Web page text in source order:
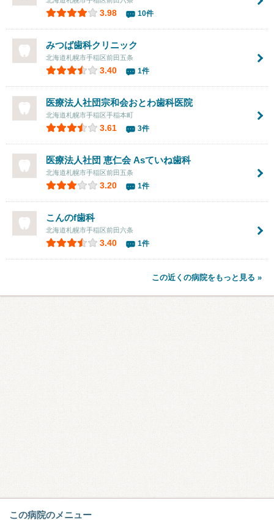
3.98 10件
みつば歯科クリニック
北海道札幌市手稲区前田五条
3.40 1件
医療法人社団宗和会おとわ歯科医院
北海道札幌市手稲区手稲本町
3.61 3件
医療法人社団 恵仁会Asていね歯科
北海道札幌市手稲区前田五条
3.20 1件
こんのf歯科
北海道札幌市手稲区前田六条
3.40 1件
この近くの病院をもっと見る »
この病院のメニュー